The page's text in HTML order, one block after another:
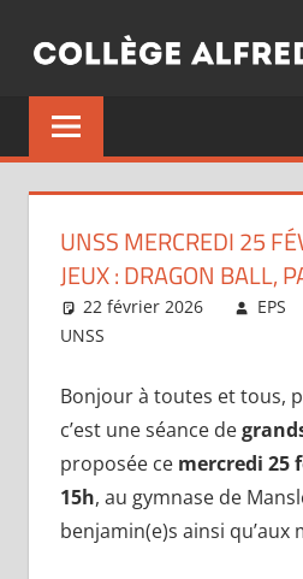
UNSS MERCREDI 25
JEUX : DRAGON BALL,
22 février 2026 EPS
UNSS
Bonjour à toutes et tous,
c’est une séance de
proposée ce mercredi 25
15h, au gymnase de
benjamin(e)s ainsi qu’aux